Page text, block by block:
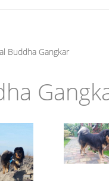
Buddha Gangkar